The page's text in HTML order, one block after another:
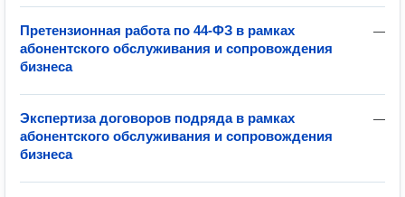
—
Претензионная работа по 44-ФЗ в рамках
абонентского обслуживания и сопровождения
бизнеса
—
Экспертиза договоров подряда в рамках
абонентского обслуживания и сопровождения
бизнеса